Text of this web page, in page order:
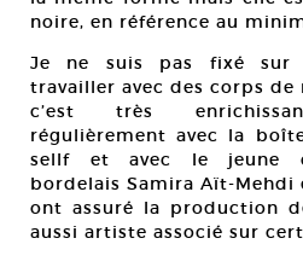
noire, en référence au
Je ne suis pas fixé sur
travailler avec des corps
c’est très
régulièrement avec la
sellf et avec le jeune
bordelais Samira Aït-Mehdi
ont assuré la production
aussi artiste associé sur